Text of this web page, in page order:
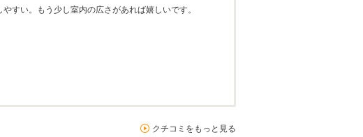
すい。もう少し室内の広さがあれば嬉しいです。
クチコミをもっと見る